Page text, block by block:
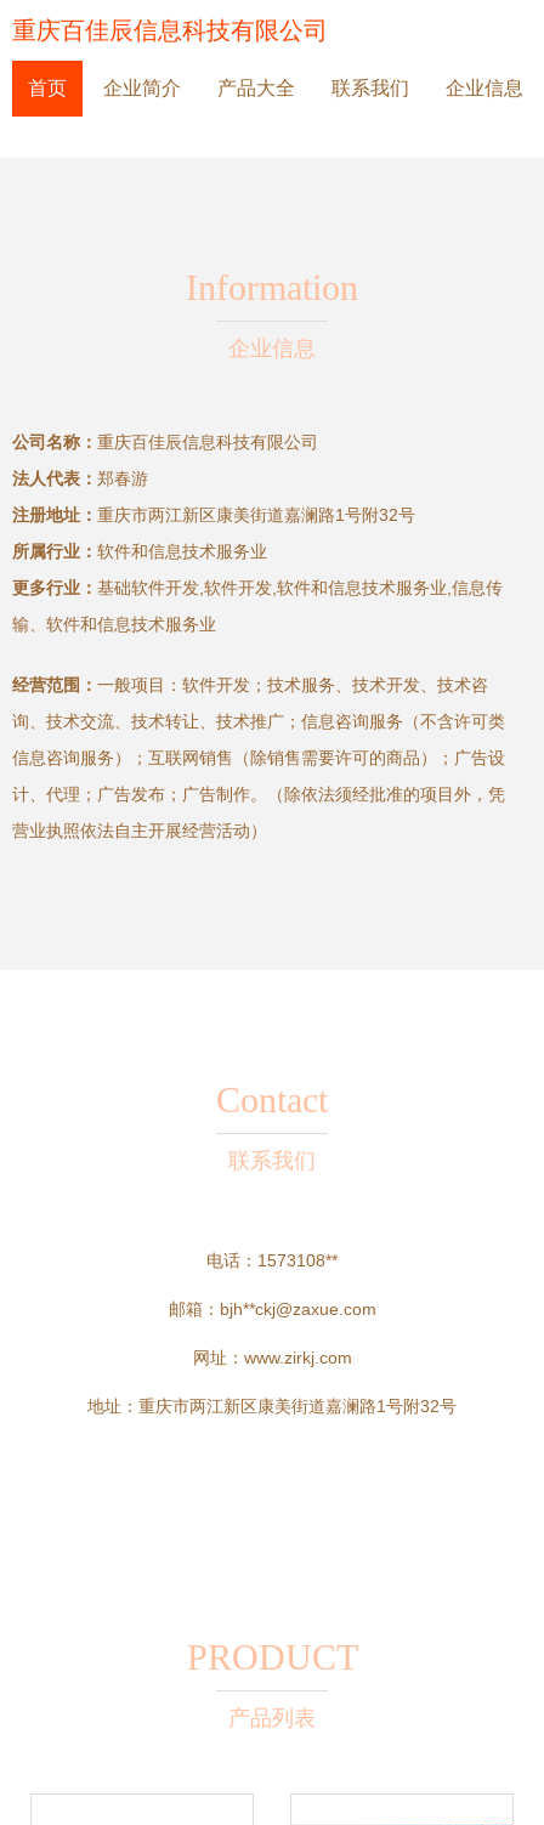
重庆百佳辰信息科技有限公司
首页 企业简介 产品大全 联系我们 企业信息
Information
企业信息
公司名称： 重庆百佳辰信息科技有限公司
法人代表： 郑春游
注册地址： 重庆市两江新区康美街道嘉澜路1号附32号
所属行业： 软件和信息技术服务业
更多行业： 基础软件开发,软件开发,软件和信息技术服务业,信息传
输、软件和信息技术服务业
经营范围： 一般项目：软件开发；技术服务、技术开发、技术咨
询、技术交流、技术转让、技术推广；信息咨询服务（不含许可类
信息咨询服务）；互联网销售（除销售需要许可的商品）；广告设
计、代理；广告发布；广告制作。（除依法须经批准的项目外，凭
营业执照依法自主开展经营活动）
Contact
联系我们
电话：1573108**
邮箱：bjh**ckj@zaxue.com
网址： www.zirkj.com
地址：重庆市两江新区康美街道嘉澜路1号附32号
PRODUCT
产品列表